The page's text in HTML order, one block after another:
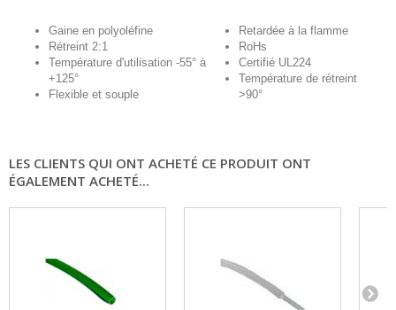
Gaine en polyoléfine
Rétreint 2:1
Température d'utilisation -55° à
+125°
Flexible et souple
Retardée à la flamme
RoHs
Certifié UL224
Température de rétreint
>90°
LES CLIENTS QUI ONT ACHETÉ CE PRODUIT ONT
ÉGALEMENT ACHETÉ...